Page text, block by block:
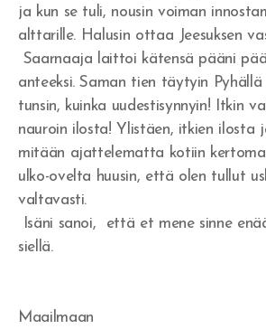
ja kun se tuli, nousin voiman
alttarille. Halusin ottaa Jeesuksen
Saarnaaja laittoi kätensä pääni
anteeksi. Saman tien täytyin
tunsin, kuinka uudestisynnyin! Itkin
nauroin ilosta! Ylistäen, itkien ilosta
mitään ajattelematta kotiin
ulko-ovelta huusin, että olen tullut
valtavasti.
Isäni sanoi, että et mene sinne
siellä.
Maailmaan
Seuraatko Jeesusta?
Pyydä rakkautta ja saat sen
Jumalan Sanan kunnioittaminen
Suoritusta ja taistelua
Uskon henki ja kuuliaisuus
Hedelmän tuottaminen ja suhde
Tottelemattomuus